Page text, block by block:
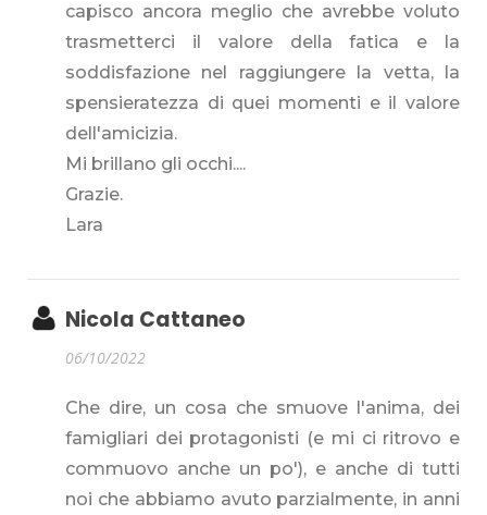
capisco ancora meglio che avrebbe voluto
trasmetterci il valore della fatica e la
soddisfazione nel raggiungere la vetta, la
spensieratezza di quei momenti e il valore
dell'amicizia.
Mi brillano gli occhi....
Grazie.
Lara
Nicola Cattaneo
06/10/2022
Che dire, un cosa che smuove l'anima, dei
famigliari dei protagonisti (e mi ci ritrovo e
commuovo anche un po'), e anche di tutti
noi che abbiamo avuto parzialmente, in anni